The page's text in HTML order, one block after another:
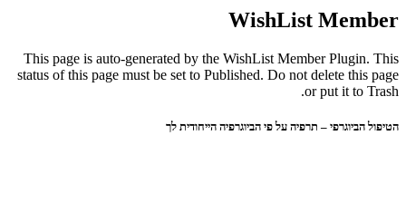
WishList Member
This page is auto-generated by the WishList Member Plugin. This
status of this page must be set to Published. Do not delete this page
or put it to Trash.
הטיפול הביוגרפי – תרפיה על פי הביוגרפיה הייחודית לך